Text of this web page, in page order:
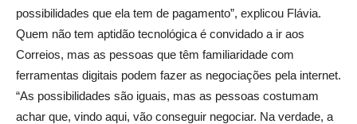
possibilidades que ela tem de pagamento”, explicou Flávia.
Quem não tem aptidão tecnológica é convidado a ir aos
Correios, mas as pessoas que têm familiaridade com
ferramentas digitais podem fazer as negociações pela internet.
“As possibilidades são iguais, mas as pessoas costumam
achar que, vindo aqui, vão conseguir negociar. Na verdade, a